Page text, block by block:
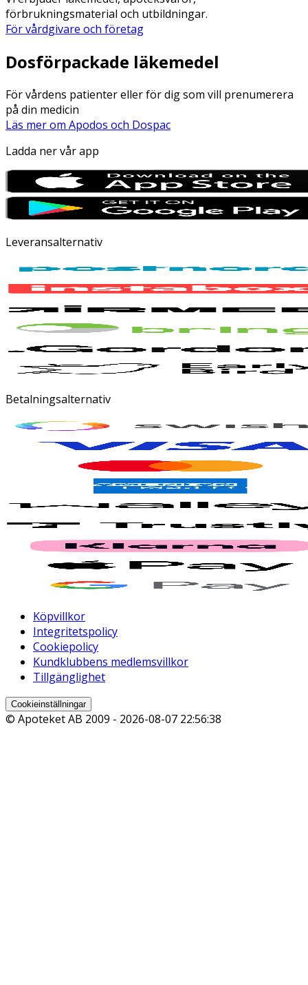
förbrukningsmaterial och utbildningar.
För vårdgivare och företag
Dosförpackade läkemedel
För vårdens patienter eller för dig som vill prenumerera
på din medicin
Läs mer om Apodos och Dospac
Ladda ner vår app
Leveransalternativ
Betalningsalternativ
Köpvillkor
Integritetspolicy
Cookiepolicy
Kundklubbens medlemsvillkor
Tillgänglighet
Cookieinställningar
© Apoteket AB 2009 - 2026-08-07 22:56:38